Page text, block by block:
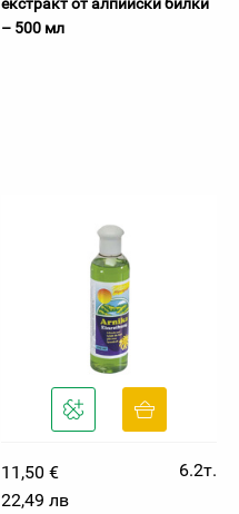
– 500 мл
11,50 €
6.2т.
22,49 лв